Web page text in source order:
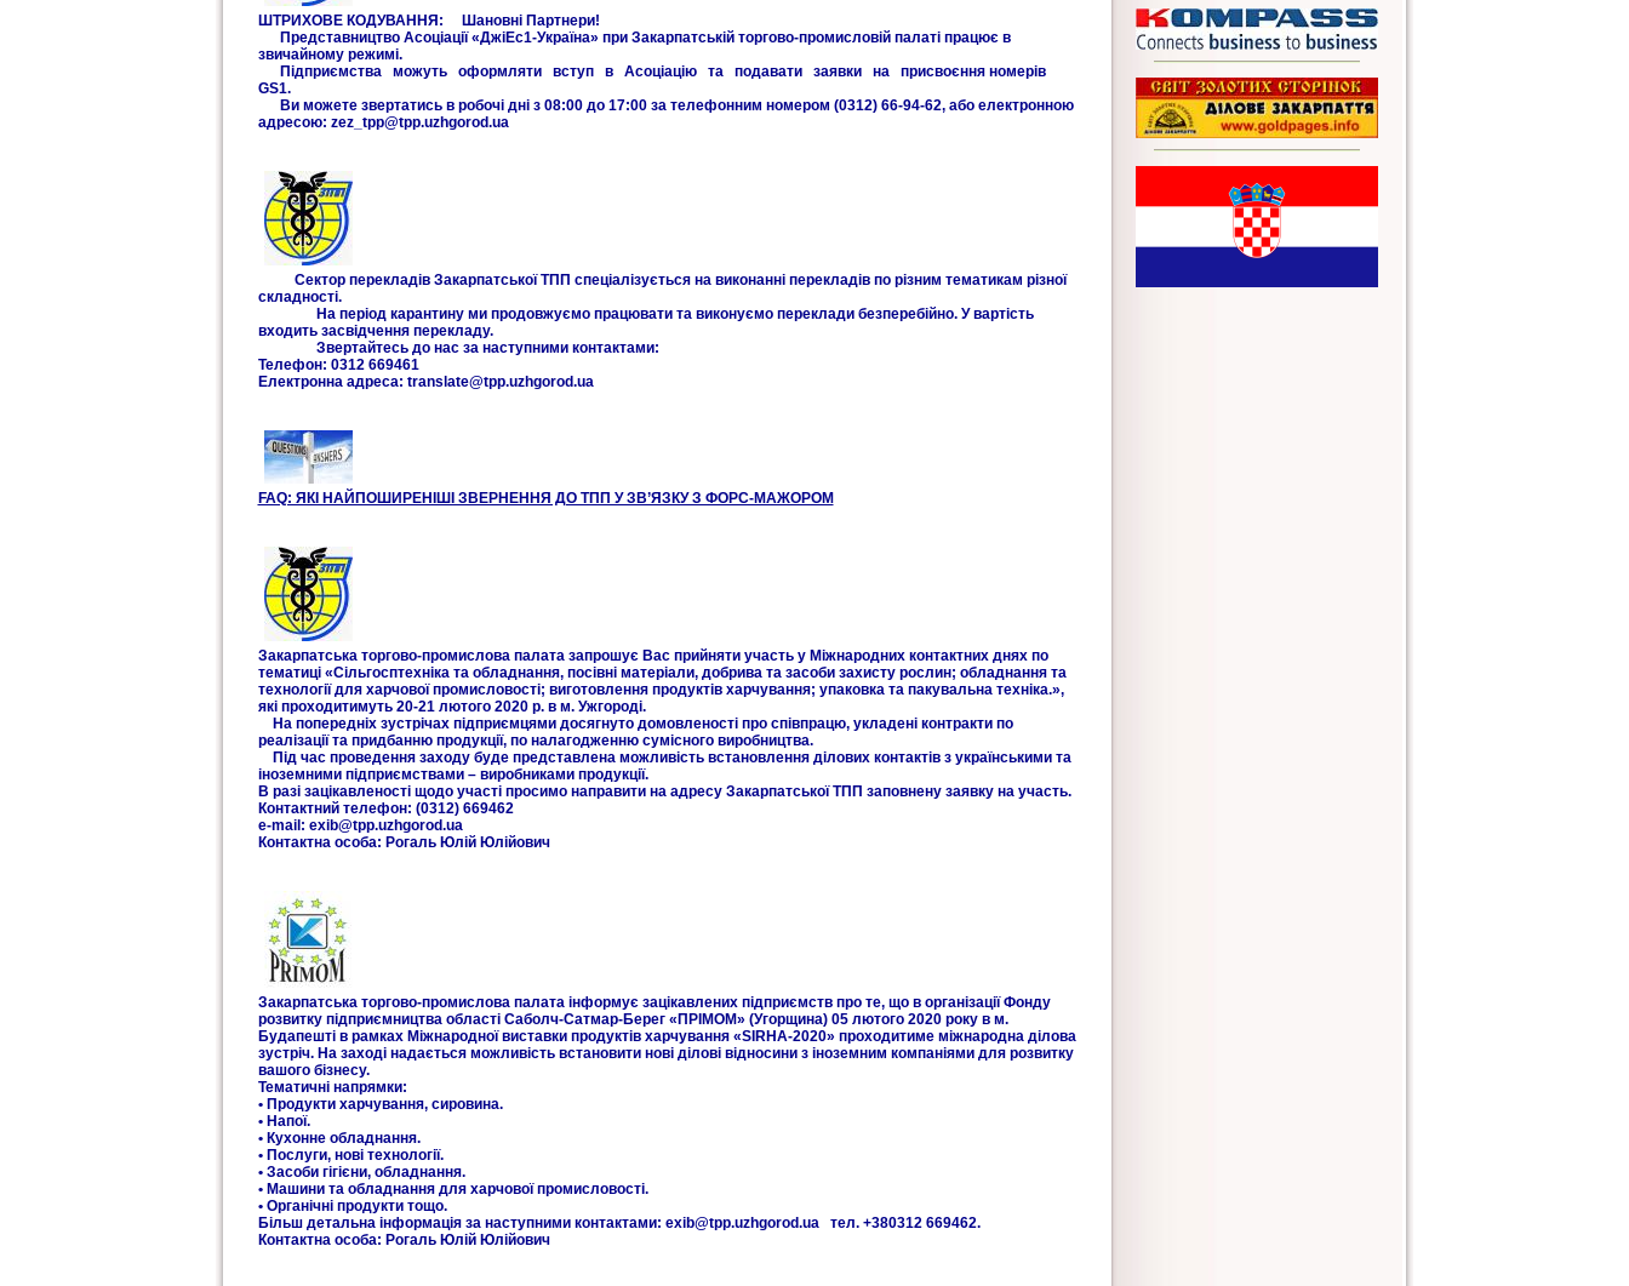
ШТРИХОВЕ КОДУВАННЯ: Шановні Партнери!
Представництво Асоціації «ДжіЕс1-Україна» при Закарпатській торгово-промисловій палаті працює в
звичайному режимі.
Підприємства можуть оформляти вступ в Асоціацію та подавати заявки на присвоєння номерів
GS1.
Ви можете звертатись в робочі дні з 08:00 до 17:00 за телефонним номером (0312) 66-94-62, або електронною
адресою: zez_tpp@tpp.uzhgorod.ua
Сектор перекладів Закарпатської ТПП спеціалізується на виконанні перекладів по різним тематикам різної
складності.
На період карантину ми продовжуємо працювати та виконуємо переклади безперебійно. У вартість
входить засвідчення перекладу.
Звертайтесь до нас за наступними контактами:
Телефон: 0312 669461
Електронна адреса: translate@tpp.uzhgorod.ua
FAQ: ЯКІ НАЙПОШИРЕНІШІ ЗВЕРНЕННЯ ДО ТПП У ЗВ’ЯЗКУ З ФОРС-МАЖОРОМ
Закарпатська торгово-промислова палата запрошує Вас прийняти участь у Міжнародних контактних днях по
тематиці «Сільгосптехніка та обладнання, посівні матеріали, добрива та засоби захисту рослин; обладнання та
технології для харчової промисловості; виготовлення продуктів харчування; упаковка та пакувальна техніка.»,
які проходитимуть 20-21 лютого 2020 р. в м. Ужгороді.
На попередніх зустрічах підприємцями досягнуто домовленості про співпрацю, укладені контракти по
реалізації та придбанню продукції, по налагодженню сумісного виробництва.
Під час проведення заходу буде представлена можливість встановлення ділових контактів з українськими та
іноземними підприємствами – виробниками продукції.
В разі зацікавленості щодо участі просимо направити на адресу Закарпатської ТПП заповнену заявку на участь.
Контактний телефон: (0312) 669462
e-mail: exib@tpp.uzhgorod.ua
Контактна особа: Рогаль Юлій Юлійович
Закарпатська торгово-промислова палата інформує зацікавлених підприємств про те, що в організації Фонду
розвитку підприємництва області Саболч-Сатмар-Берег «ПРІМОМ» (Угорщина) 05 лютого 2020 року в м.
Будапешті в рамках Міжнародної виставки продуктів харчування «SIRHA-2020» проходитиме міжнародна ділова
зустріч. На заході надається можливість встановити нові ділові відносини з іноземним компаніями для розвитку
вашого бізнесу.
Тематичні напрямки:
• Продукти харчування, сировина.
• Напої.
• Кухонне обладнання.
• Послуги, нові технології.
• Засоби гігієни, обладнання.
• Машини та обладнання для харчової промисловості.
• Органічні продукти тощо.
Більш детальна інформація за наступними контактами: exib@tpp.uzhgorod.ua тел. +380312 669462.
Контактна особа: Рогаль Юлій Юлійович